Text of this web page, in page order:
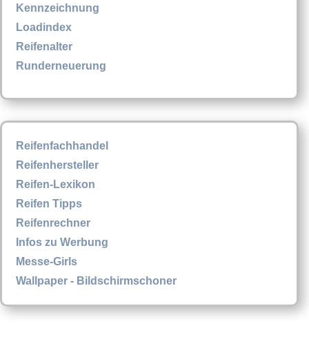
Kennzeichnung
Loadindex
Reifenalter
Runderneuerung
Reifenfachhandel
Reifenhersteller
Reifen-Lexikon
Reifen Tipps
Reifenrechner
Infos zu Werbung
Messe-Girls
Wallpaper - Bildschirmschoner